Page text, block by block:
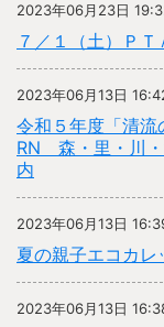
2023年06月23日
７／１（土）ＰＴ
2023年06月13日
令和５年度「清
RN 森・里・川
内
2023年06月13日
夏の親子エコカ
2023年06月13日